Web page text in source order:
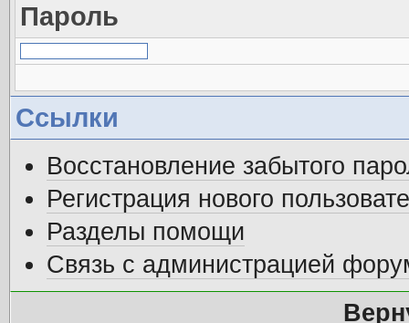
Пароль
Ссылки
Восстановление забытого
Регистрация нового
Разделы помощи
Связь с администрацией